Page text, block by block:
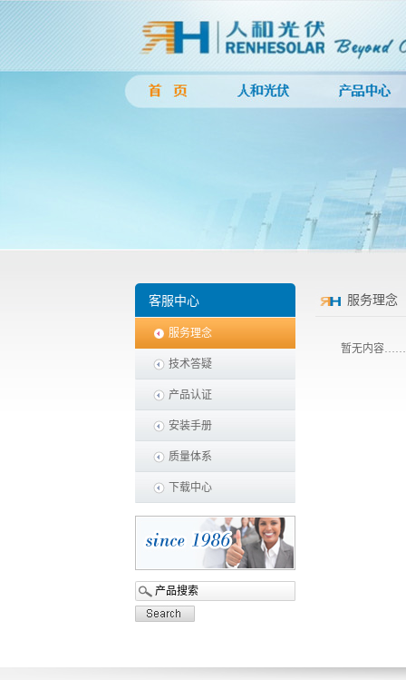
客服中心
服务理念
技术答疑
产品认证
安装手册
质量体系
下载中心
服务理念
暂无内容……